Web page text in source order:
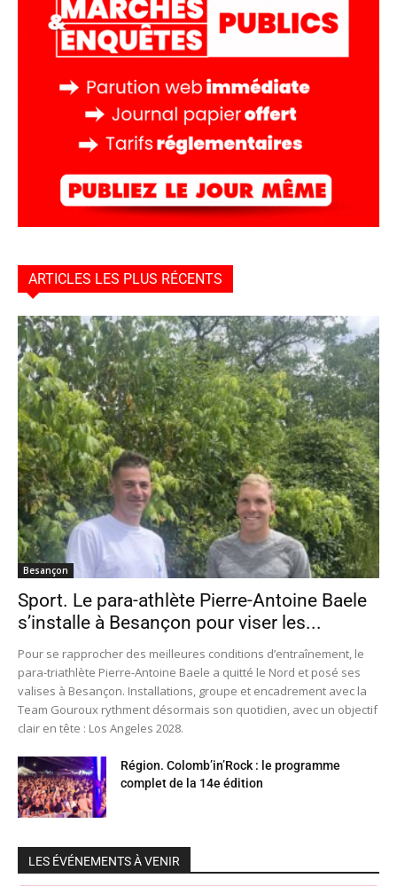
ARTICLES LES PLUS RÉCENTS
Besançon
Sport. Le para-athlète Pierre-Antoine Baele
s’installe à Besançon pour viser les...
Pour se rapprocher des meilleures conditions d’entraînement, le
para-triathlète Pierre-Antoine Baele a quitté le Nord et posé ses
valises à Besançon. Installations, groupe et encadrement avec la
Team Gouroux rythment désormais son quotidien, avec un objectif
clair en tête : Los Angeles 2028.
Région. Colomb’in’Rock : le programme
complet de la 14e édition
LES ÉVÉNEMENTS À VENIR